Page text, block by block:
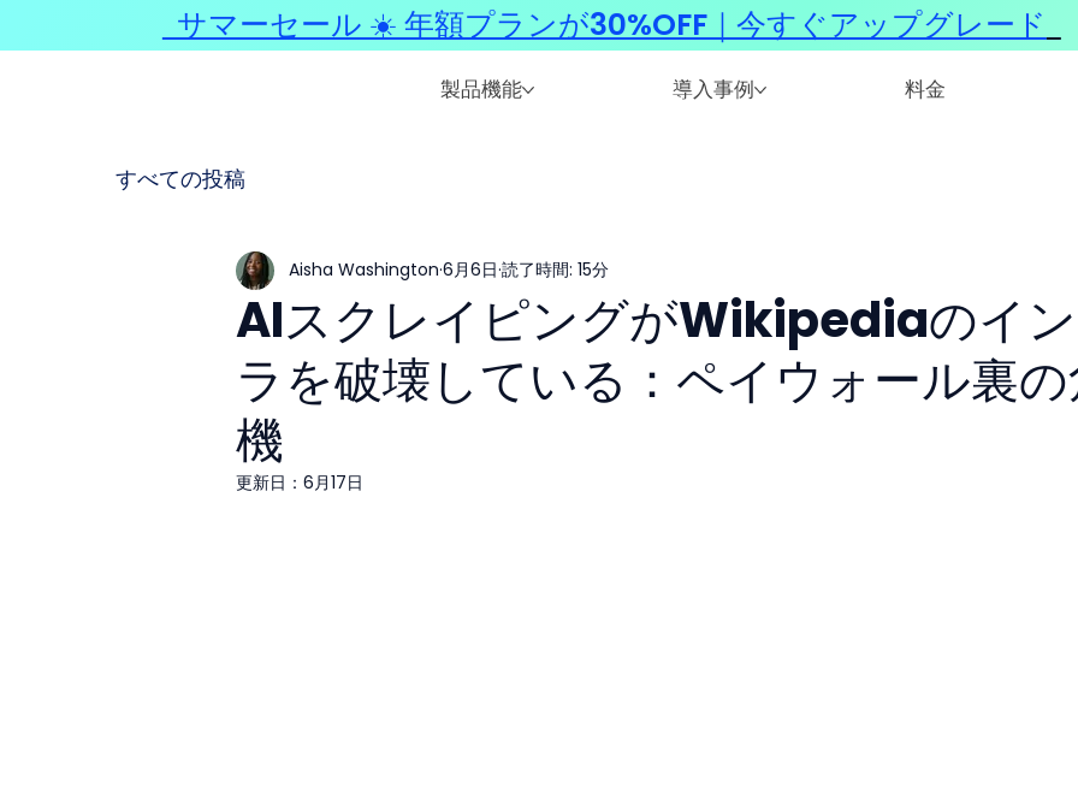
製品機能 導入事例 料金
すべての投稿
AIスクレイピングがWikipediaのイ
ラを破壊している：ペイウォール裏
機
Aisha Washington 6月6日 読了時間: 15分
更新日： 6月17日
サマーセール ☀️ 年額プランが30%OFF｜今すぐアップグレード